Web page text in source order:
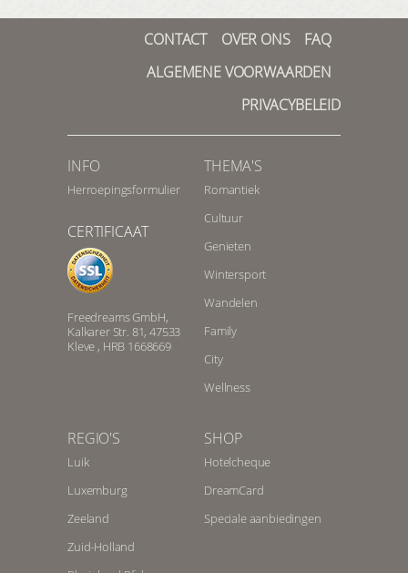
CONTACT OVER ONS
FAQ
ALGEMENE VOORWAARDEN
PRIVACYBELEID
INFO
Herroepingsformulier
CERTIFICAAT
Freedreams GmbH,
Kalkarer Str. 81, 47533
Kleve , HRB 1668669
THEMA'S
Romantiek
Cultuur
Genieten
Wintersport
Wandelen
Family
City
Wellness
REGIO'S
Luik
Luxemburg
Zeeland
Zuid-Holland
SHOP
Hotelcheque
DreamCard
Speciale aanbiedingen